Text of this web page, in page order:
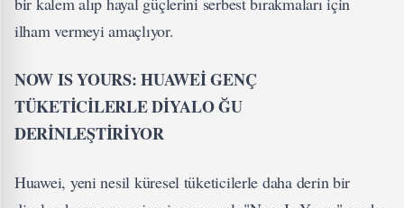
ilham vermeyi amaçlıyor.
NOW IS YOURS: HUAWEİ GENÇ
TÜKETİCİLERLE DİYALOĞU
DERİNLEŞTİRİYOR
Huawei, yeni nesil küresel tüketicilerle daha derin bir